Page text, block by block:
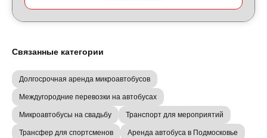
Связанные категории
Долгосрочная аренда микроавтобусов
Междугородние перевозки на автобусах
Микроавтобусы на свадьбу Транспорт для мероприятий
Трансфер для спортсменов Аренда автобуса в Подмосковье